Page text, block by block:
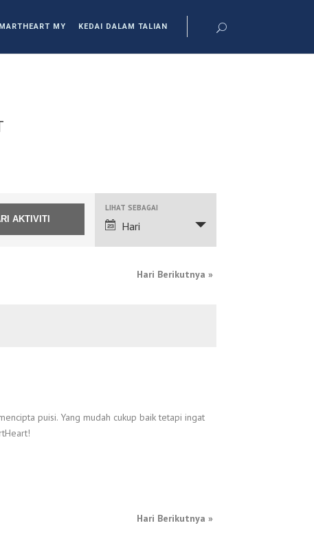
MY KEDAI DALAM TALIAN
NAVIGASI
PANDANGAN
LIHAT SEBAGAI
Hari
Hari Berikutnya »
puisi. Yang mudah cukup baik tetapi ingat
Hari Berikutnya »